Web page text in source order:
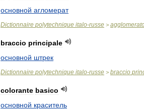
основной агломерат
Dictionnaire polytechnique italo-russe >
braccio principale
основной штрек
Dictionnaire polytechnique italo-russe > braccio
colorante basico
основной краситель